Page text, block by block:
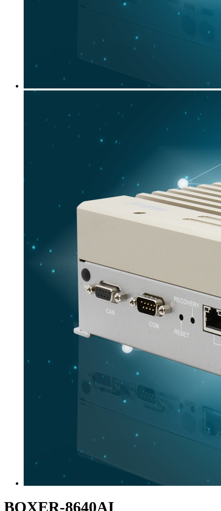
BOXER-8640AI